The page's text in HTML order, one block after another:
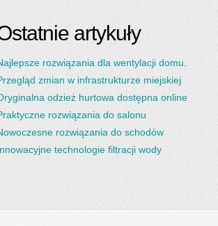
artykuły
rozwiązania dla wentylacji domu.
zmian w infrastrukturze miejskiej
odzież hurtowa dostępna online
rozwiązania do salonu
rozwiązania do schodów
technologie filtracji wody